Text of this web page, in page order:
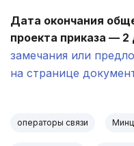
Дата окончания
проекта приказа —
замечания или
на странице
операторы связи